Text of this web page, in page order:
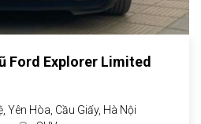
Ford Explorer Limited
Yên Hòa, Cầu Giấy, Hà Nội